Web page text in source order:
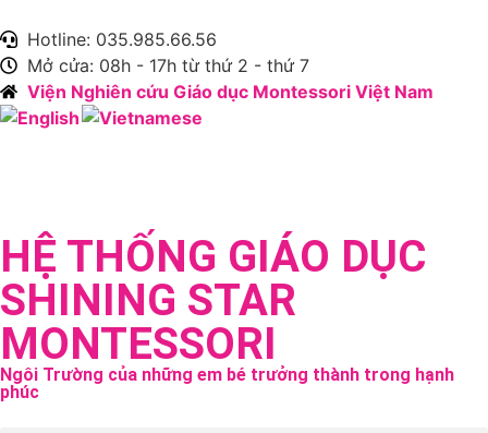
Hotline: 035.985.66.56
Mở cửa: 08h - 17h từ thứ 2 - thứ 7
Viện Nghiên cứu Giáo dục Montessori Việt Nam
HỆ THỐNG GIÁO DỤC
SHINING STAR
MONTESSORI
Ngôi Trường của những em bé trưởng thành trong hạnh
phúc